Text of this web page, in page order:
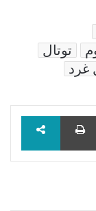
توتال
غرد
عبر البريد طباعة